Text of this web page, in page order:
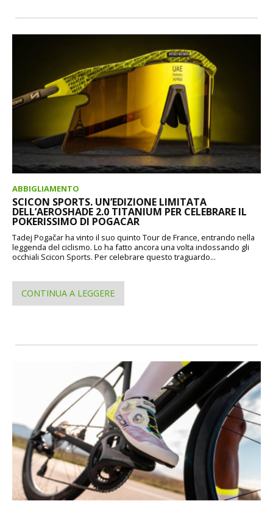
ABBIGLIAMENTO
SCICON SPORTS. UN’EDIZIONE LIMITATA
DELL’AEROSHADE 2.0 TITANIUM PER CELEBRARE IL
POKERISSIMO DI POGACAR
Tadej Pogačar ha vinto il suo quinto Tour de France, entrando nella
leggenda del ciclismo. Lo ha fatto ancora una volta indossando gli
occhiali Scicon Sports. Per celebrare questo traguardo...
CONTINUA A LEGGERE